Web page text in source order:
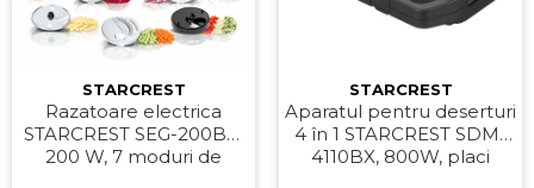
STARCREST
Razatoare electrica
STARCREST SEG-200BK,
200 W, 7 moduri de
STARCREST
Aparatul pentru deserturi
4 în 1 STARCREST SDM-
4110BX, 800W, placi